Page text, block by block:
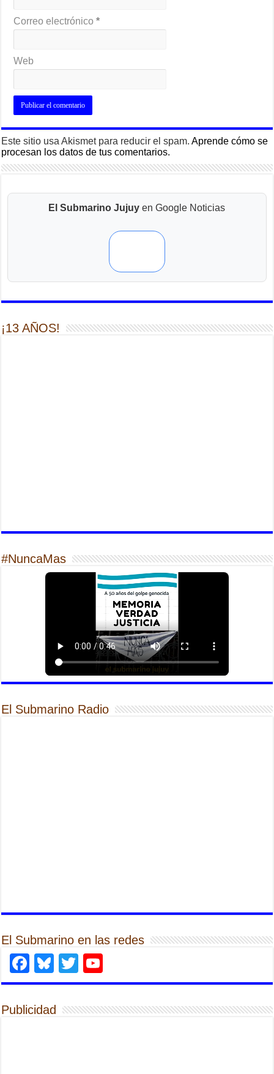
Correo electrónico*
Web
Este sitio usa Akismet para reducir el spam.Aprende cómo se
procesan los datos de tus comentarios.
El Submarino Jujuy en Google Noticias
¡13 AÑOS!
#NuncaMas
El Submarino Radio
El Submarino en las redes
Facebook
Bluesky
Twitter
Publicidad